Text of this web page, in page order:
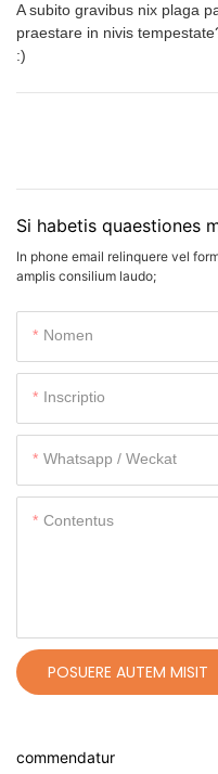
A subito gravibus nix plaga
praestare in nivis
:)
Si habetis quaestiones
In phone email relinquere vel
amplis consilium laudo;
Nomen
Inscriptio
Whatsapp / Weckat
Contentus
POSUERE AUTEM MISIT
commendatur